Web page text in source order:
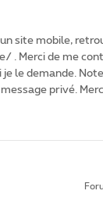
site mobile,
. Merci de me
je le demande.
privé.